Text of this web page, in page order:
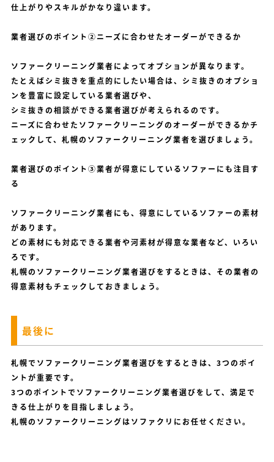
仕上がりやスキルがかなり違います。
業者選びのポイント②ニーズに合わせたオーダーができるか
ソファークリーニング業者によってオプションが異なります。
たとえばシミ抜きを重点的にしたい場合は、シミ抜きのオプショ
ンを豊富に設定している業者選びや、
シミ抜きの相談ができる業者選びが考えられるのです。
ニーズに合わせたソファークリーニングのオーダーができるかチ
ェックして、札幌のソファークリーニング業者を選びましょう。
業者選びのポイント③業者が得意にしているソファーにも注目す
る
ソファークリーニング業者にも、得意にしているソファーの素材
があります。
どの素材にも対応できる業者や河素材が得意な業者など、いろい
ろです。
札幌のソファークリーニング業者選びをするときは、その業者の
得意素材もチェックしておきましょう。
最後に
札幌でソファークリーニング業者選びをするときは、3つのポイ
ントが重要です。
3つのポイントでソファークリーニング業者選びをして、満足で
きる仕上がりを目指しましょう。
札幌のソファークリーニングはソファクリにお任せください。